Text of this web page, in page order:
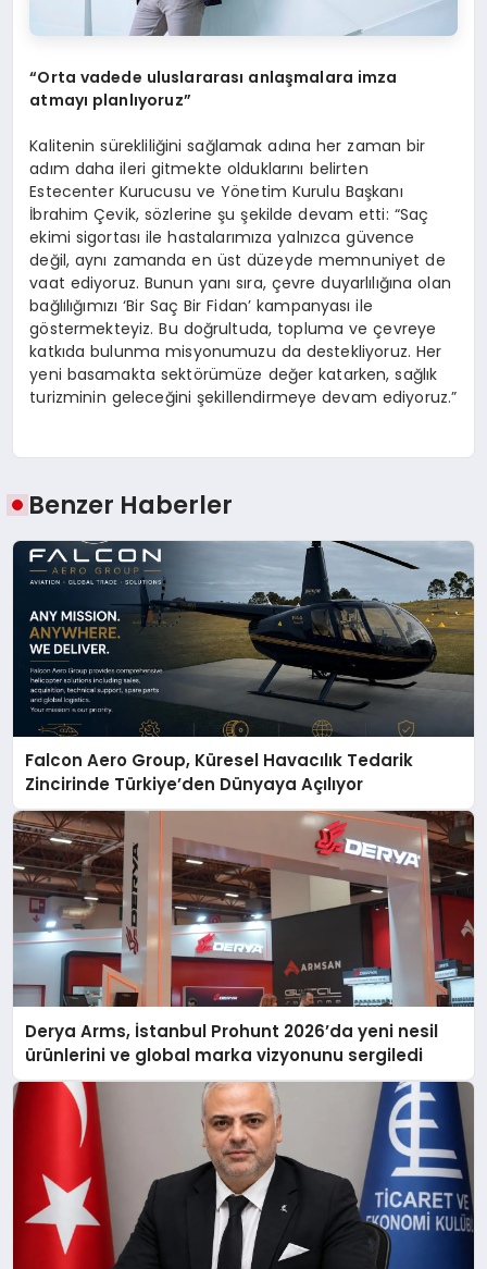
“Orta vadede uluslararası anlaşmalara imza
atmayı planlıyoruz”
Kalitenin sürekliliğini sağlamak adına her zaman bir
adım daha ileri gitmekte olduklarını belirten
Estecenter Kurucusu ve Yönetim Kurulu Başkanı
İbrahim Çevik, sözlerine şu şekilde devam etti: “Saç
ekimi sigortası ile hastalarımıza yalnızca güvence
değil, aynı zamanda en üst düzeyde memnuniyet de
vaat ediyoruz. Bunun yanı sıra, çevre duyarlılığına olan
bağlılığımızı ‘Bir Saç Bir Fidan’ kampanyası ile
göstermekteyiz. Bu doğrultuda, topluma ve çevreye
katkıda bulunma misyonumuzu da destekliyoruz. Her
yeni basamakta sektörümüze değer katarken, sağlık
turizminin geleceğini şekillendirmeye devam ediyoruz.”
Benzer Haberler
Falcon Aero Group, Küresel Havacılık Tedarik
Zincirinde Türkiye’den Dünyaya Açılıyor
Derya Arms, İstanbul Prohunt 2026’da yeni nesil
ürünlerini ve global marka vizyonunu sergiledi